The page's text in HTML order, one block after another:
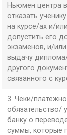
Ньюмен центра
отказать
на курсе/ах и/
допустить его до
экзаменов, и/
выдачу
другого
связанного с
3. Чеки/
обязательство/
банку о
суммы, которые